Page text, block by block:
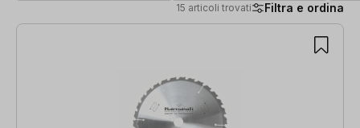
15 articoli trovati Filtra e ordina
15 articoli trovati